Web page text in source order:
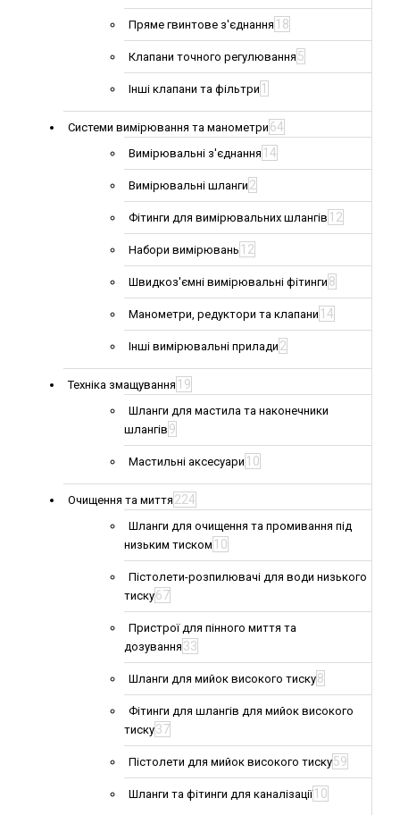
Пряме гвинтове з'єднання 18
Клапани точного регулювання 5
Інші клапани та фільтри 1
Системи вимірювання та манометри 64
Вимірювальні з'єднання 14
Вимірювальні шланги 2
Фітинги для вимірювальних шлангів 12
Набори вимірювань 12
Швидкоз'ємні вимірювальні фітинги 8
Манометри, редуктори та клапани 14
Інші вимірювальні прилади 2
Техніка змащування 19
Шланги для мастила та наконечники
шлангів 9
Мастильні аксесуари 10
Очищення та миття 224
Шланги для очищення та промивання під
низьким тиском 10
Пістолети-розпилювачі для води низького
тиску67
Пристрої для пінного миття та
дозування 33
Шланги для мийок високого тиску8
Фітинги для шлангів для мийок високого
тиску37
Пістолети для мийок високого тиску59
Шланги та фітинги для каналізації 10